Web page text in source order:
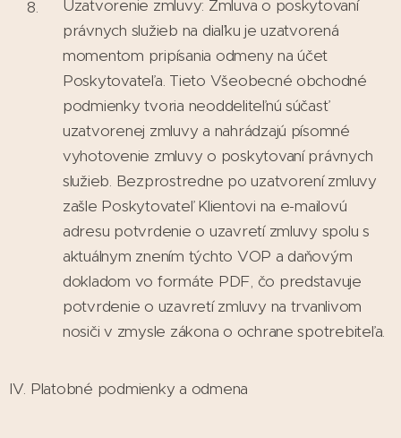
Uzatvorenie zmluvy: Zmluva o poskytovaní
právnych služieb na diaľku je uzatvorená
momentom pripísania odmeny na účet
Poskytovateľa. Tieto Všeobecné obchodné
podmienky tvoria neoddeliteľnú súčasť
uzatvorenej zmluvy a nahrádzajú písomné
vyhotovenie zmluvy o poskytovaní právnych
služieb. Bezprostredne po uzatvorení zmluvy
zašle Poskytovateľ Klientovi na e-mailovú
adresu potvrdenie o uzavretí zmluvy spolu s
aktuálnym znením týchto VOP a daňovým
dokladom vo formáte PDF, čo predstavuje
potvrdenie o uzavretí zmluvy na trvanlivom
nosiči v zmysle zákona o ochrane spotrebiteľa.
IV. Platobné podmienky a odmena